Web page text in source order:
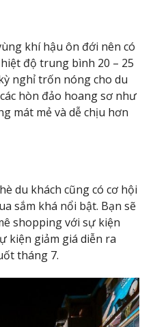
khí hậu ôn đới nên có
độ trung bình 20 – 25
nghỉ trốn nóng cho du
hòn đảo hoang sơ như
mát mẻ và dễ chịu hơn
du khách cũng có cơ hội
sắm khá nổi bật. Bạn sẽ
shopping với sự kiện
kiện giảm giá diễn ra
tháng 7.